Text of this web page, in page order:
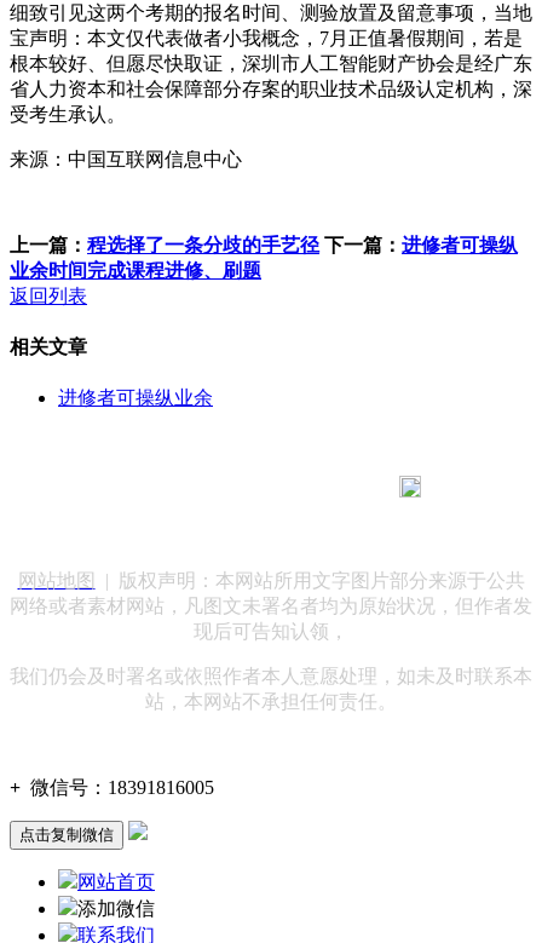
细致引见这两个考期的报名时间、测验放置及留意事项，当地
宝声明：本文仅代表做者小我概念，7月正值暑假期间，若是
根本较好、但愿尽快取证，深圳市人工智能财产协会是经广东
省人力资本和社会保障部分存案的职业技术品级认定机构，深
受考生承认。
来源：中国互联网信息中心
上一篇： 程选择了一条分歧的手艺径 下一篇： 进修者可操纵
业余时间完成课程进修、刷题
返回列表
相关文章
进修者可操纵业余
网站地图
| 版权声明：本网站所用文字图片部分来源于公共
网络或者素材网站，凡图文未署名者均为原始状况，但作者发
现后可告知认领，
我们仍会及时署名或依照作者本人意愿处理，如未及时联系本
站，本网站不承担任何责任。
+ 微信号： 18391816005
点击复制微信
网站首页
添加微信
联系我们